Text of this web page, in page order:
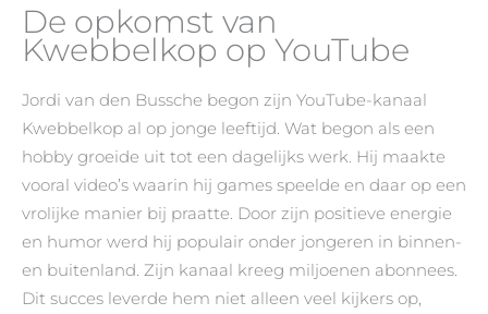
De opkomst van
Kwebbelkop op YouTube
Jordi van den Bussche begon zijn YouTube-kanaal
Kwebbelkop al op jonge leeftijd. Wat begon als een
hobby groeide uit tot een dagelijks werk. Hij maakte
vooral video’s waarin hij games speelde en daar op een
vrolijke manier bij praatte. Door zijn positieve energie
en humor werd hij populair onder jongeren in binnen-
en buitenland. Zijn kanaal kreeg miljoenen abonnees.
Dit succes leverde hem niet alleen veel kijkers op,